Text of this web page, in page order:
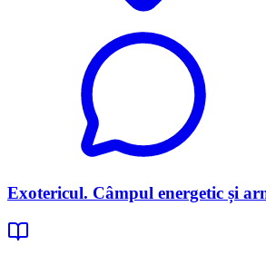
Exotericul. Câmpul energetic și